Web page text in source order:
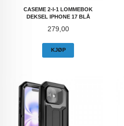
CASEME 2-I-1 LOMMEBOK
DEKSEL IPHONE 17 BLÅ
Pris
279,00
KJØP